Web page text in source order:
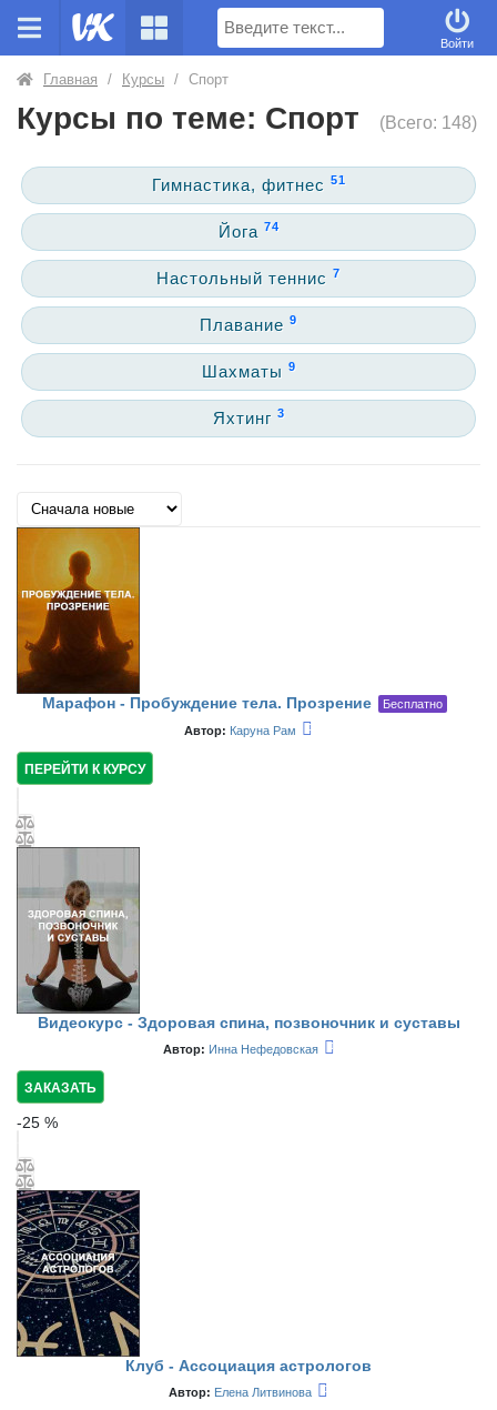
Поиск
Войти
Главная / Курсы / Спорт
Курсы по теме: Спорт (Всего: 148)
Гимнастика, фитнес 51
Йога 74
Настольный теннис 7
Плавание 9
Шахматы 9
Яхтинг 3
Марафон - Пробуждение тела. Прозрение
Бесплатно
Автор: Каруна Рам
ПЕРЕЙТИ К КУРСУ
Видеокурс - Здоровая спина, позвоночник и суставы
Автор: Инна Нефедовская
ЗАКАЗАТЬ
-25 %
Клуб - Ассоциация астрологов
Автор: Елена Литвинова